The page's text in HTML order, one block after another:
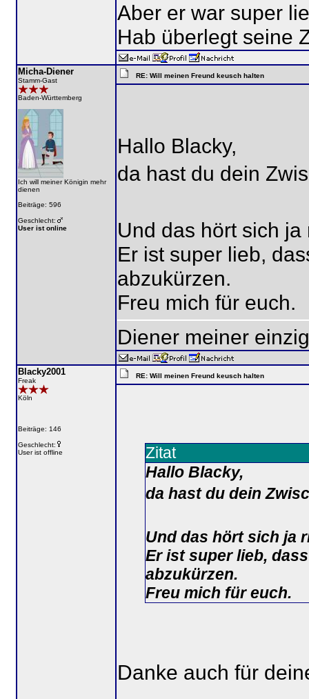
Aber er war super
Hab überlegt seine
Micha-Diener
Stamm-Gast
Baden-Württemberg
Ich will meiner Königin mehr
dienen
Beiträge: 596
Geschlecht:
User ist online
RE: Will meinen Freund keusch halten
Hallo Blacky,
da hast du dein
Und das hört sich ja
Er ist super lieb,
abzukürzen.
Freu mich für euch.
Diener meiner
Blacky2001
Freak
Köln
Beiträge: 146
Geschlecht:
User ist offline
RE: Will meinen Freund keusch halten
Zitat
Hallo Blacky,
da hast du dein
Und das hört sich ja
Er ist super lieb,
abzukürzen.
Freu mich für euch.
Danke auch für